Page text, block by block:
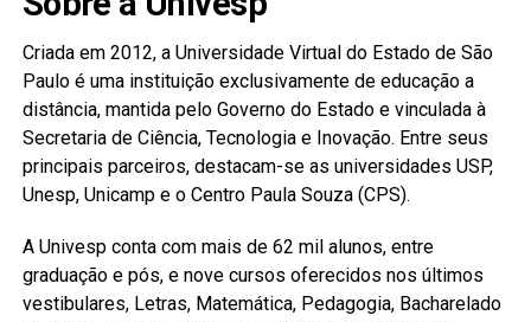
Criada em 2012, a Universidade Virtual do Estado de São
Paulo é uma instituição exclusivamente de educação a
distância, mantida pelo Governo do Estado e vinculada à
Secretaria de Ciência, Tecnologia e Inovação. Entre seus
principais parceiros, destacam-se as universidades USP,
Unesp, Unicamp e o Centro Paula Souza (CPS).
A Univesp conta com mais de 62 mil alunos, entre
graduação e pós, e nove cursos oferecidos nos últimos
vestibulares, Letras, Matemática, Pedagogia, Bacharelado